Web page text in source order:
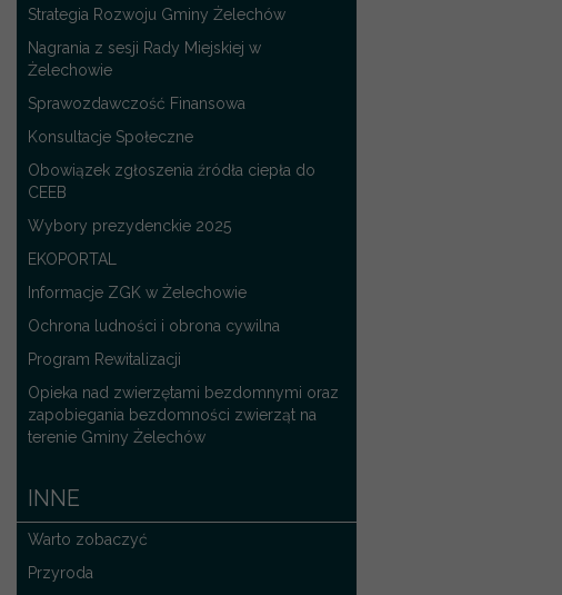
Strategia Rozwoju Gminy Żelechów
Nagrania z sesji Rady Miejskiej w
Żelechowie
Sprawozdawczość Finansowa
Konsultacje Społeczne
Obowiązek zgłoszenia źródła ciepła do
CEEB
Wybory prezydenckie 2025
EKOPORTAL
Informacje ZGK w Żelechowie
Ochrona ludności i obrona cywilna
Program Rewitalizacji
Opieka nad zwierzętami bezdomnymi oraz
zapobiegania bezdomności zwierząt na
terenie Gminy Żelechów
INNE
Warto zobaczyć
Przyroda